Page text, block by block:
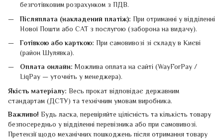
безготівковим розрахунком з ПДВ.
Післяплата (накладений платіж): При отриманні у відділенні
Нової Пошти або САТ з послугою (заборона на видачу).
Готівкою або карткою: При самовивозі зі складу в Києві
(район Шулявка).
Оплата онлайн: Можлива оплата на сайті (WayForPay /
LiqPay — уточніть у менеджера).
Якість матеріалу: Весь прокат відповідає державним
стандартам (ДСТУ) та технічним умовам виробника.
Важливо! Будь ласка, перевіряйте цілісність та кількість товару
безпосередньо у відділенні перевізника або при самовивозі.
Претензії щодо механічних пошкоджень після отримання товару